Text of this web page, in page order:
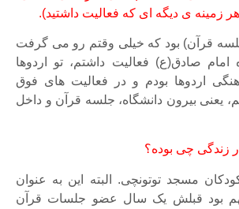
زمینه ی دیگه ای که فعالیت داشتید).
قرآن) بود که خیلی وقتم رو می گرفت
امام صادق(ع) فعالیت داشتم، تو اردوها
اردوها بودم و در فعالیت های فوق
یعنی بیرون دانشگاه، جلسه قرآن و داخل
زندگی چی بوده؟
مسجد توتونچی. البته این به عنوان
بود قبلش یک سال عضو جلسات قرآن